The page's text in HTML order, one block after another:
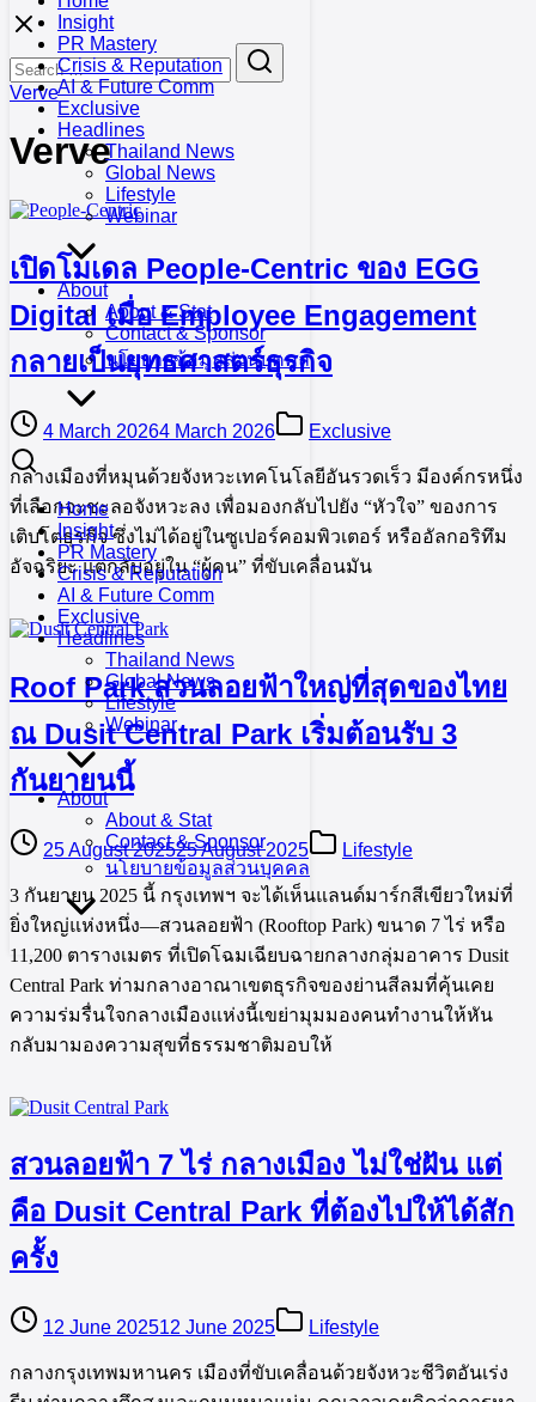
Skip
content
Insight
PR Mastery
Crisis & Reputation
AI & Future Comm
Exclusive
Headlines
Thailand News
Global News
Lifestyle
Webinar
About
About & Stat
Contact & Sponsor
นโยบายข้อมูลส่วนบุคคล
Home
Insight
PR Mastery
Crisis & Reputation
AI & Future Comm
Exclusive
Headlines
Thailand News
Global News
Lifestyle
Webinar
About
About & Stat
Contact & Sponsor
นโยบายข้อมูลส่วนบุคคล
Search
for:
Verve
Verve
เปิดโมเดล People-Centric ของ EGG
Digital เมื่อ Employee Engagement
กลายเป็นยุทธศาสตร์ธุรกิจ
4 March 20264 March 2026 Exclusive
กลางเมืองที่หมุนด้วยจังหวะเทคโนโลยีอันรวดเร็ว มีองค์กรหนึ่ง
ที่เลือกจะชะลอจังหวะลง เพื่อมองกลับไปยัง “หัวใจ” ของการ
เติบโตธุรกิจ ซึ่งไม่ได้อยู่ในซูเปอร์คอมพิวเตอร์ หรืออัลกอริทึม
อัจฉริยะ แต่กลับอยู่ใน “ผู้คน” ที่ขับเคลื่อนมัน
Roof Park สวนลอยฟ้าใหญ่ที่สุดของไทย
ณ Dusit Central Park เริ่มต้อนรับ 3
กันยายนนี้
25 August 202525 August 2025 Lifestyle
3 กันยายน 2025 นี้ กรุงเทพฯ จะได้เห็นแลนด์มาร์กสีเขียวใหม่ที่
ยิ่งใหญ่แห่งหนึ่ง—สวนลอยฟ้า (Rooftop Park) ขนาด 7 ไร่ หรือ
11,200 ตารางเมตร ที่เปิดโฉมเฉียบฉายกลางกลุ่มอาคาร Dusit
Central Park ท่ามกลางอาณาเขตธุรกิจของย่านสีลมที่คุ้นเคย
ความร่มรื่นใจกลางเมืองแห่งนี้เขย่ามุมมองคนทำงานให้หัน
กลับมามองความสุขที่ธรรมชาติมอบให้
สวนลอยฟ้า 7 ไร่ กลางเมือง ไม่ใช่ฝัน แต่
คือ Dusit Central Park ที่ต้องไปให้ได้สัก
ครั้ง
12 June 202512 June 2025 Lifestyle
กลางกรุงเทพมหานคร เมืองที่ขับเคลื่อนด้วยจังหวะชีวิตอันเร่ง